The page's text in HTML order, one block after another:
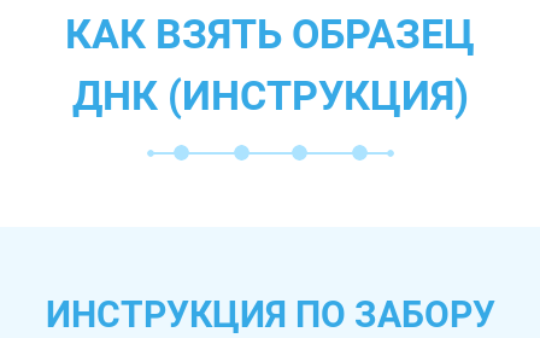
КАК ВЗЯТЬ ОБРАЗЕЦ
ДНК (ИНСТРУКЦИЯ)
ИНСТРУКЦИЯ ПО ЗАБОРУ